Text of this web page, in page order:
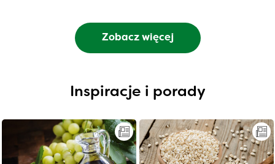
Zobacz więcej
Inspiracje i porady